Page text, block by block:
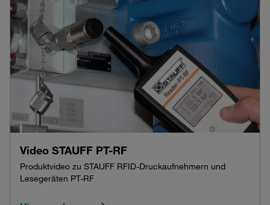
Video STAUFF PT-RF
Produktvideo zu STAUFF RFID-Druckaufnehmern und
Lesegeräten PT-RF